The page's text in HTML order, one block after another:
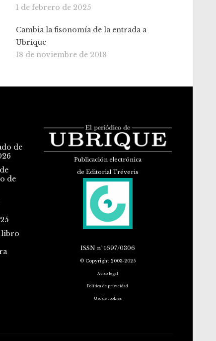
1 de febrero de 2025
Cambia la fisonomía de la entrada a
Ubrique
18 de noviembre de 2018
de
de
libro
Publicación electrónica
de Editorial Tréveris
ISSNnº 1697/0306
© Copyright 2003-2025
Aviso legal
Política de privacidad
Uso de cookies